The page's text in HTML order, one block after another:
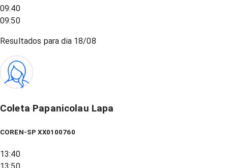
09:40
09:50
Resultados para dia 18/08
Coleta Papanicolau Lapa
COREN-SP XX0100760
13:40
13:50